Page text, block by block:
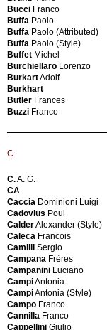
|
Schiavon
Baruch
Marion
Bassoli
Renato
Baughman
Milo
(Attributed)
BBPR
(Style)
(Attribué)
Studio
(Style)
Becchi
Alessandro
Becker
Dorothee
Beckmann
Liisi
before
Basquiat
Bega
Melchiorre
B
B
&
J
B-
Sign
B.
Genova
Barcelona
B&B
Baccarat
Bacci
BAG
Bag
Turgi
(Attributed)
Baish
Baltensweiler
Baltensweiler
Bucci Franco
Buffa Paolo
Buffa Paolo (Attributed)
Buffa Paolo (Style)
Buffet Michel
Burchiellaro Lorenzo
BurkartAdolf
Burkhart
Butler Frances
Buzzi Franco
C
C.A. G.
CA
Caccia Dominioni Luigi
Cadovius Poul
CalderAlexander (Style)
Caleca Francois
Camilli Sergio
Campana Frères
Campanini Luciano
CampiAntonia
CampiAntonia (Style)
Campo Franco
Cannilla Franco
Cappellini Giulio